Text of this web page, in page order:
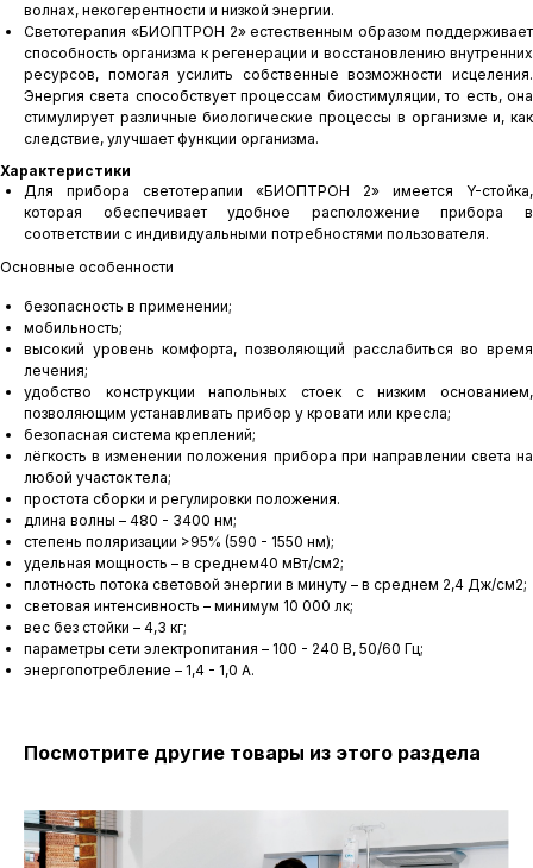
волнах, некогерентности и низкой энергии.
Светотерапия «БИОПТРОН 2» естественным образом поддерживает
способность организма к регенерации и восстановлению внутренних
ресурсов, помогая усилить собственные возможности исцеления.
Энергия света способствует процессам биостимуляции, то есть, она
стимулирует различные биологические процессы в организме и, как
следствие, улучшает функции организма.
Характеристики
Для прибора светотерапии «БИОПТРОН 2» имеется Y-стойка,
которая обеспечивает удобное расположение прибора в
соответствии с индивидуальными потребностями пользователя.
Основные особенности
безопасность в применении;
мобильность;
высокий уровень комфорта, позволяющий расслабиться во время
лечения;
удобство конструкции напольных стоек с низким основанием,
позволяющим устанавливать прибор у кровати или кресла;
безопасная система креплений;
лёгкость в изменении положения прибора при направлении света на
любой участок тела;
простота сборки и регулировки положения.
длина волны – 480 - 3400 нм;
степень поляризации >95% (590 - 1550 нм);
удельная мощность – в среднем40 мВт/см2;
плотность потока световой энергии в минуту – в среднем 2,4 Дж/см2;
световая интенсивность – минимум 10 000 лк;
вес без стойки – 4,3 кг;
параметры сети электропитания – 100 - 240 В, 50/60 Гц;
энергопотребление – 1,4 - 1,0 A.
Посмотрите другие товары из этого раздела